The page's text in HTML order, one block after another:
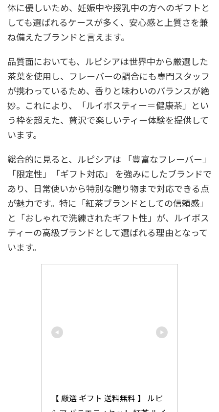
体に優しいため、妊娠中や授乳中の方へのギフトと
しても選ばれるケースが多く、安心感と上質さを兼
ね備えたブランドと言えます。
品質面においても、ルピシアは世界中から厳選した
茶葉を使用し、フレーバーの調合にも専門スタッフ
が携わっているため、香りと味わいのバランスが絶
妙。これにより、「ルイボスティー＝健康茶」とい
う枠を超えた、贅沢で楽しいティー体験を提供して
います。
総合的に見ると、ルピシアは 「豊富なフレーバー」
「限定性」「ギフト対応」 を強みにしたブランドで
あり、日常使いから特別な贈り物まで対応できる点
が魅力です。特に「紅茶ブランドとしての信頼感」
と「おしゃれで洗練されたギフト性」が、ルイボス
ティーの高級ブランドとして選ばれる理由となって
います。
【 厳選 ギフト 送料無料 】 ルピ